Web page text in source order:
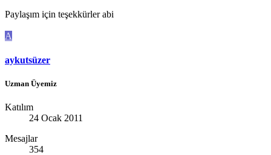
Paylaşım için teşekkürler abi
A
aykutsüzer
Uzman Üyemiz
Katılım
24 Ocak 2011
Mesajlar
354